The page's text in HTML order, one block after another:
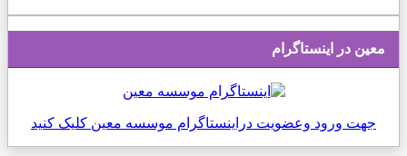
معین در اینستاگرام
جهت ورود وعضویت دراینستاگرام موسسه معین کلیک کنید